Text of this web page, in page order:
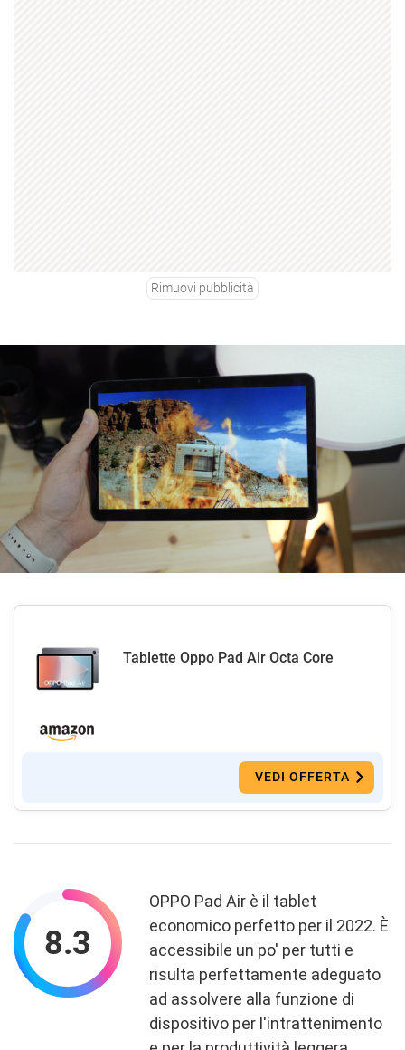
Rimuovi pubblicità
Tablette Oppo Pad Air Octa Core
VEDI OFFERTA
8.3
OPPO Pad Air è il tablet
economico perfetto per il 2022. È
accessibile un po' per tutti e
risulta perfettamente adeguato
ad assolvere alla funzione di
dispositivo per l'intrattenimento